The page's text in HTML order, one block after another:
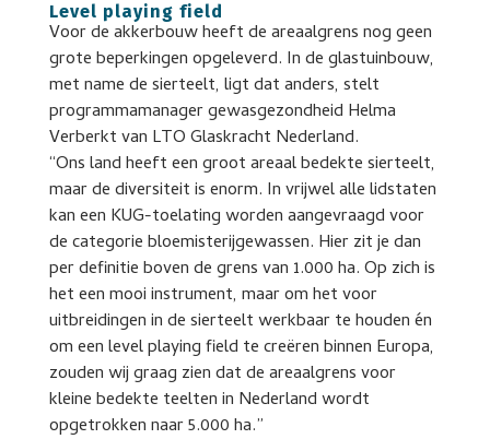
Level playing field
Voor de akkerbouw heeft de areaalgrens nog geen
grote beperkingen opgeleverd. In de glastuinbouw,
met name de sierteelt, ligt dat anders, stelt
programmamanager gewasgezondheid Helma
Verberkt van LTO Glaskracht Nederland.
“Ons land heeft een groot areaal bedekte sierteelt,
maar de diversiteit is enorm. In vrijwel alle lidstaten
kan een KUG-toelating worden aangevraagd voor
de categorie bloemisterijgewassen. Hier zit je dan
per definitie boven de grens van 1.000 ha. Op zich is
het een mooi instrument, maar om het voor
uitbreidingen in de sierteelt werkbaar te houden én
om een level playing field te creëren binnen Europa,
zouden wij graag zien dat de areaalgrens voor
kleine bedekte teelten in Nederland wordt
opgetrokken naar 5.000 ha.”